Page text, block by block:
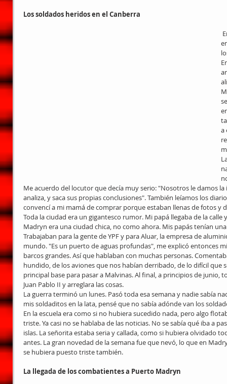
Los soldados heridos en el Canberra
a
Me acuerdo del locutor que decía muy serio: "Nosotros le damos
analiza, y saca sus propias conclusiones". También leíamos los
convencí a mi mamá de comprar porque estaban llenas de fotos y
Toda la ciudad era un gigantesco rumor. Mi papá llegaba de la
Madryn era una ciudad chica, no como ahora. Mis papás tenían
Trabajaban para la gente de YPF y para Aluar, la empresa de
mundo. "Es un puerto de aguas profundas", me explicó entonces
barcos grandes. Así que hablaban con muchas personas.
hundido, de los aviones que nos habían derribado, de lo difícil que
principal base para pasar a Malvinas. Al final, a principios de junio,
Juan Pablo II y arreglara las cosas.
La guerra terminó un lunes. Pasó toda esa semana y nadie sabía
mis soldaditos en la lata, pensé que no sabía adónde van los
En la escuela era como si no hubiera sucedido nada, pero algo
triste. Ya casi no se hablaba de las noticias. No se sabía qué iba a
islas. La señorita estaba seria y callada, como si hubiera olvidado
antes. La gran novedad de la semana fue que nevó, lo que en
se hubiera puesto triste también.
La llegada de los combatientes a Puerto Madryn